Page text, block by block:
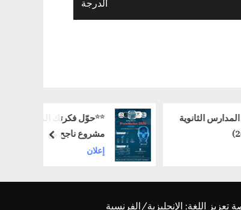
الدرجة
**حوّل فكرتك المبتكرة إلى
مشروع ناجح مع
ProtoMarket 2026!**
إعلان
prev
تعزيز اللغة: الإنجليزية/الفرنسية